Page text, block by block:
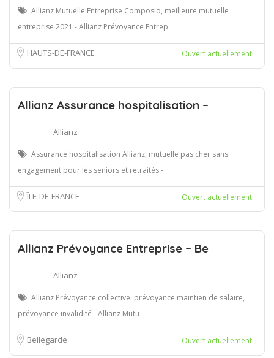
Allianz Mutuelle Entreprise Composio, meilleure mutuelle
entreprise 2021 - Allianz Prévoyance Entrep
HAUTS-DE-FRANCE Ouvert actuellement
Allianz Assurance hospitalisation –
Allianz
Assurance hospitalisation Allianz, mutuelle pas cher sans
engagement pour les seniors et retraités -
ÎLE-DE-FRANCE Ouvert actuellement
Allianz Prévoyance Entreprise – Be
Allianz
Allianz Prévoyance collective: prévoyance maintien de salaire,
prévoyance invalidité - Allianz Mutu
Bellegarde Ouvert actuellement